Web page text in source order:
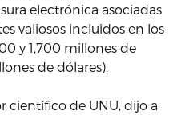
electrónica asociadas
valiosos incluidos en los
y 1,700 millones de
de dólares).
científico de UNU, dijo a